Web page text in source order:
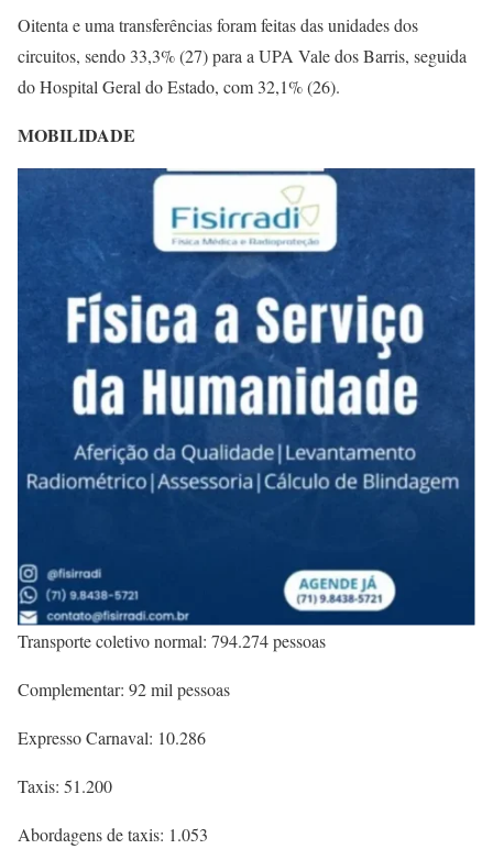
Oitenta e uma transferências foram feitas das unidades dos
circuitos, sendo 33,3% (27) para a UPA Vale dos Barris, seguida
do Hospital Geral do Estado, com 32,1% (26).
MOBILIDADE
Transporte coletivo normal: 794.274 pessoas
Complementar: 92 mil pessoas
Expresso Carnaval: 10.286
Taxis: 51.200
Abordagens de taxis: 1.053